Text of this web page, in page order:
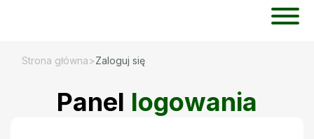
Strona główna>Zaloguj się
Panel logowania